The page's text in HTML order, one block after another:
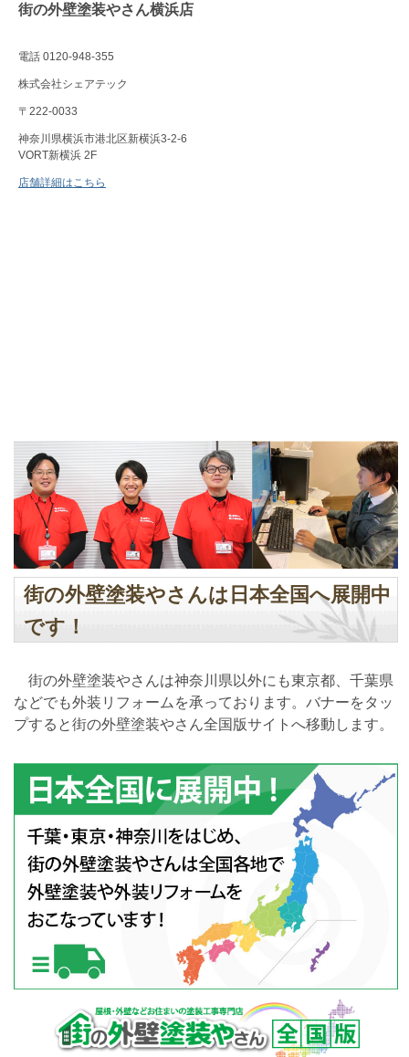
街の外壁塗装やさん横浜店
電話 0120-948-355
株式会社シェアテック
〒222-0033
神奈川県横浜市港北区新横浜3-2-6
VORT新横浜 2F
店舗詳細はこちら
街の外壁塗装やさんは日本全国へ展開中
です！
街の外壁塗装やさんは神奈川県以外にも東京都、千葉県
などでも外装リフォームを承っております。バナーをタッ
プすると街の外壁塗装やさん全国版サイトへ移動します。